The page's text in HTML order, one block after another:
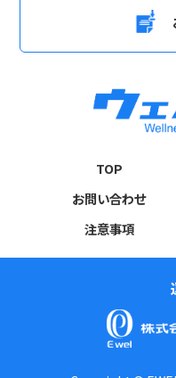
TOP
お問い合わせ
注意事項